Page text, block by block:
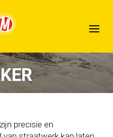
precisie en